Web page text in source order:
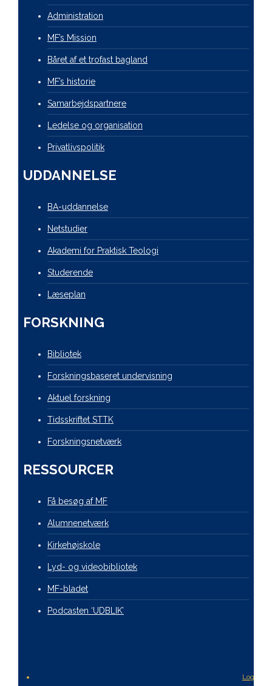
Administration
MF’s Mission
Båret af et trofast bagland
MF’s historie
Samarbejdspartnere
Ledelse og organisation
Privatlivspolitik
UDDANNELSE
BA-uddannelse
Netstudier
Akademi for Praktisk Teologi
Studerende
Læseplan
FORSKNING
Bibliotek
Forskningsbaseret undervisning
Aktuel forskning
Tidsskriftet STTK
Forskningsnetværk
RESSOURCER
Få besøg af MF
Alumnenetværk
Kirkehøjskole
Lyd- og videobibliotek
MF-bladet
Podcasten ‘UDBLIK’
Login